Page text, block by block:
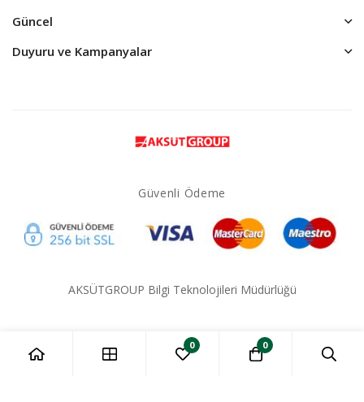
Güncel
Duyuru ve Kampanyalar
Güvenli Ödeme
AKSÜTGROUP Bilgi Teknolojileri Müdürlüğü
0 0